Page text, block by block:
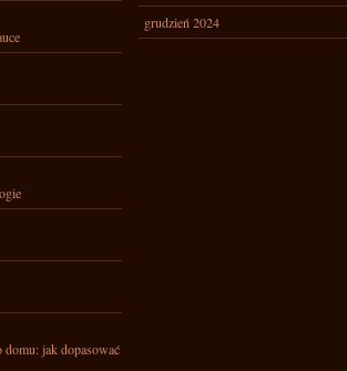
domu: jak dopasować
grudzień 2024